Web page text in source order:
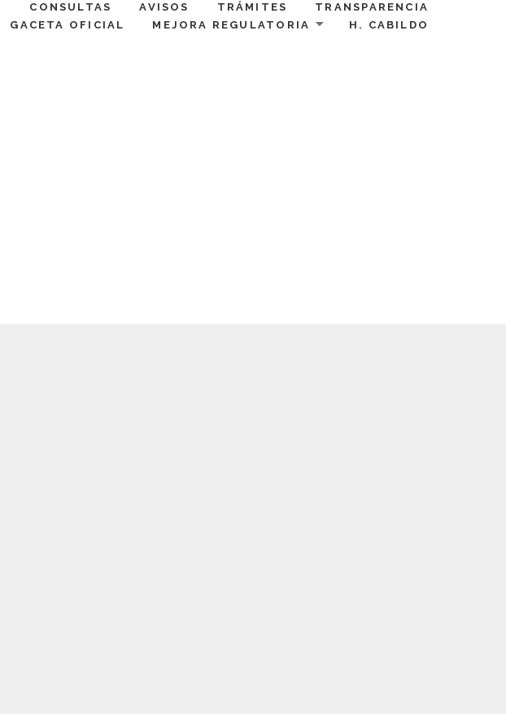
CONSULTAS AVISOS TRÁMITES
TRANSPARENCIA
GACETA OFICIAL
MEJORA REGULATORIA H. CABILDO